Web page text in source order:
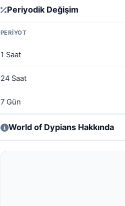
Periyodik Değişim
PERIYOT
1 Saat
24 Saat
7 Gün
World of Dypians Hakkında